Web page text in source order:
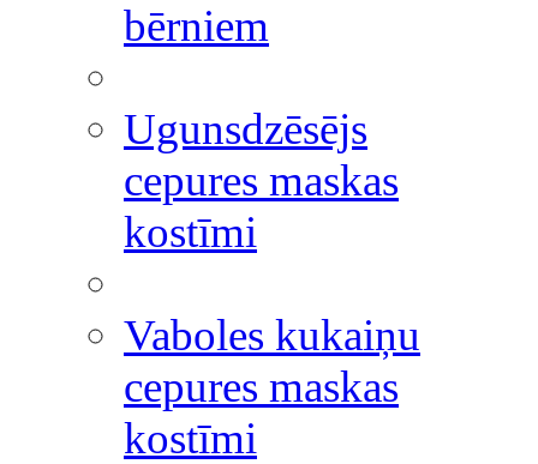
bērniem
Ugunsdzēsējs
cepures maskas
kostīmi
Vaboles kukaiņu
cepures maskas
kostīmi